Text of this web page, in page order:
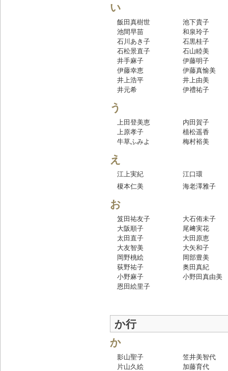
い
飯田真樹世
池下貴子
池間早苗
和泉玲子
石川あき子
石黒桂子
石松景直子
石山睦美
井手麻子
伊藤明子
伊藤幸恵
伊藤真愉美
井上浩平
井上由美
井元希
伊禮祐子
う
上田登美恵
内田賀子
上原孝子
植松遥香
牛草ふみよ
梅村裕美
え
江上実紀
江口環
榎本仁美
海老澤雅子
お
笈田祐友子
大石侑未子
大阪順子
尾﨑実花
太田直子
大田原恵
大友智美
大矢和子
岡野桃絵
岡部豊美
荻野祐子
奥田真紀
小野麻子
小野田真由美
恩田絵里子
か行
か
影山聖子
笠井美智代
片山久絵
加藤育代